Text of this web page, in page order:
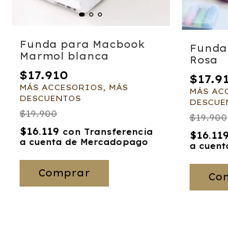
Funda para Macbook
Marmol blanca
$17.910
MÁS ACCESORIOS, MÁS
DESCUENTOS
$19.900
$16.119 con Transferencia
a cuenta de Mercadopago
Comprar
Rosa
MÁS
$19.900
$16.119
a